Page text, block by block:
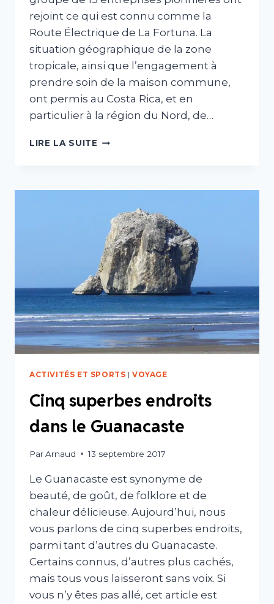
rejoint ce qui est connu comme la
Route Électrique de La Fortuna. La
situation géographique de la zone
tropicale, ainsi que l’engagement à
prendre soin de la maison commune,
ont permis au Costa Rica, et en
particulier à la région du Nord, de…
LIRE LA SUITE LA
ROUTE
ACTIVITÉS ET SPORTS |VOYAGE
Cinq superbes endroits
dans le Guanacaste
ParArnaud 13 septembre 2017
Le Guanacaste est synonyme de
beauté, de goût, de folklore et de
chaleur délicieuse. Aujourd’hui, nous
vous parlons de cinq superbes endroits,
parmi tant d’autres du Guanacaste.
Certains connus, d’autres plus cachés,
mais tous vous laisseront sans voix. Si
vous n’y êtes pas allé, cet article est